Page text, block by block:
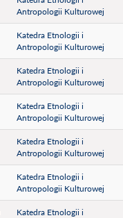
Antropologii Kulturowej
Katedra Etnologii i
Antropologii Kulturowej
Katedra Etnologii i
Antropologii Kulturowej
Katedra Etnologii i
Antropologii Kulturowej
Katedra Etnologii i
Antropologii Kulturowej
Katedra Etnologii i
Antropologii Kulturowej
Katedra Etnologii i